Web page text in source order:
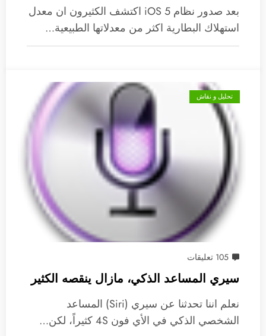
بعد صدور نظام iOS 5 اكتشف الكثيرون ان معدل
استهلاك البطارية اكثر من معدلاتها الطبيعية…
تحليل و نقاش
105 تعليقات
سيري المساعد الذكي، مازال ينقصه الكثير
نعلم اننا تحدثنا عن سيري (Siri) المساعد
الشخصي الذكي في الأي فون 4S كثيراً، لكن…